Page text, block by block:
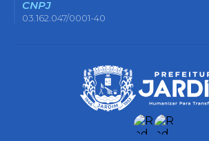
CNPJ
03.162.047/0001-40